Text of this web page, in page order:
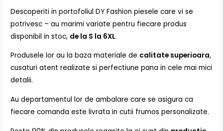
Descoperiti in portofoliul DY Fashion piesele care vi se
potrivesc – au marimi variate pentru fiecare produs
disponibil in stoc, de la S la 6XL.
Produsele lor au la baza materiale de calitate superioara,
cusaturi atent realizate si perfectiune pana in cele mai mici
detalii.
Au departamentul lor de ambalare care se asigura ca
fiecare comanda este livrata in cutii frumos personalizate.